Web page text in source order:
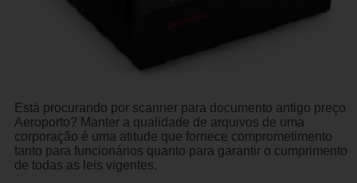
Está procurando por scanner para documento antigo preço
Aeroporto? Manter a qualidade de arquivos de uma
corporação é uma atitude que fornece comprometimento
tanto para funcionários quanto para garantir o cumprimento
de todas as leis vigentes.